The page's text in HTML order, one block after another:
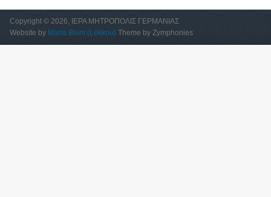
Copyright © 2026, ΙΕΡΑ ΜΗΤΡΟΠΟΛΙΣ ΓΕΡΜΑΝΙΑΣ
Website by Maria Blum (Lekkou) Theme by Zymphonies